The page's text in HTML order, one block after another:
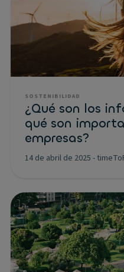
SOSTENIBILIDAD
¿Qué son los
qué son
empresas?
14 de abril de 2025 -